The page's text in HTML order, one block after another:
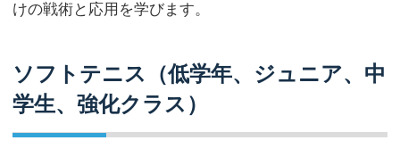
けの戦術と応用を学びます。
ソフトテニス（低学年、ジュニア、中
学生、強化クラス）